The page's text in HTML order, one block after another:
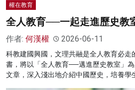
權在教育
全人教育──一起走進歷史教
作者: 何漢權 2026-06-11
科教建國興國，文理共融是全人教育必走
書，將以「全人教育──邁進歷史教室」
文章，深入淺出地介紹中國歷史，培養學